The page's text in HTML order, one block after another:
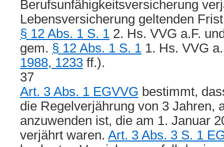
Berufsunfähigkeitsversicherung
Lebensversicherung geltenden
§ 12 Abs. 1 S. 1 2. Hs. VVG a.F.
gem. § 12 Abs. 1 S. 1 1. Hs. VVG
1988, 1233 ff.).
37
Art. 3 Abs. 1 EGVVG bestimmt,
die Regelverjährung von 3 Jahren,
anzuwenden ist, die am 1. Januar
verjährt waren. Art. 3 Abs. 3 S. 1